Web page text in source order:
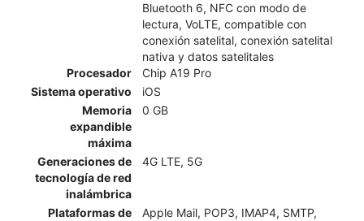
Bluetooth 6, NFC con modo de
lectura, VoLTE, compatible con
conexión satelital, conexión satelital
nativa y datos satelitales
Procesador
Chip A19 Pro
Sistema operativo
iOS
Memoria
expandible
máxima
0 GB
Generaciones de
tecnología de red
inalámbrica
4G LTE, 5G
Plataformas de
Apple Mail, POP3, IMAP4, SMTP,